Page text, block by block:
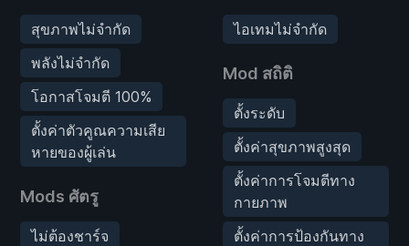
สุขภาพไม่จำกัด
พลังไม่จำกัด
โอกาสโจมตี 100%
ตั้งค่าตัวคูณความเสีย
หายของผู้เล่น
Mods ศัตรู
ไม่ต้องชาร์จ
ไอเทมไม่จำกัด
Mod สถิติ
ตั้งระดับ
ตั้งค่าสุขภาพสูงสุด
ตั้งค่าการโจมตีทาง
กายภาพ
ตั้งค่าการป้องกันทาง